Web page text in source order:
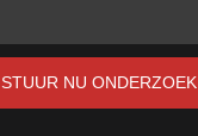
STUUR NU ONDERZOEK